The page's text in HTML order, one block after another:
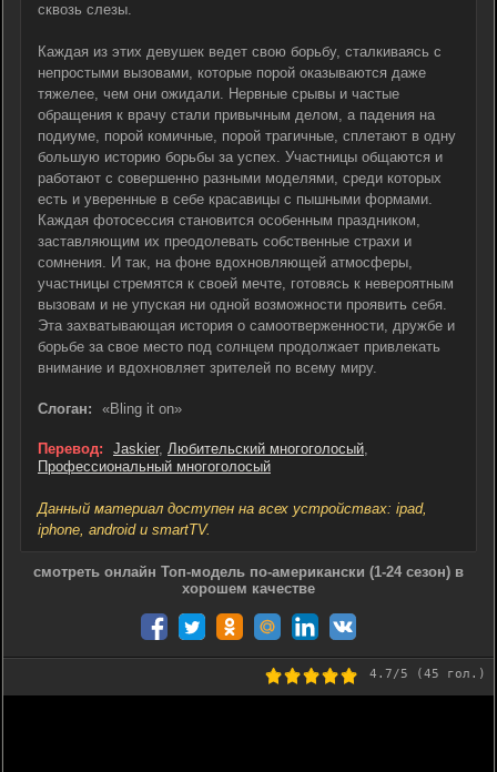
сквозь слезы.
Каждая из этих девушек ведет свою борьбу, сталкиваясь с
непростыми вызовами, которые порой оказываются даже
тяжелее, чем они ожидали. Нервные срывы и частые
обращения к врачу стали привычным делом, а падения на
подиуме, порой комичные, порой трагичные, сплетают в одну
большую историю борьбы за успех. Участницы общаются и
работают с совершенно разными моделями, среди которых
есть и уверенные в себе красавицы с пышными формами.
Каждая фотосессия становится особенным праздником,
заставляющим их преодолевать собственные страхи и
сомнения. И так, на фоне вдохновляющей атмосферы,
участницы стремятся к своей мечте, готовясь к невероятным
вызовам и не упуская ни одной возможности проявить себя.
Эта захватывающая история о самоотверженности, дружбе и
борьбе за свое место под солнцем продолжает привлекать
внимание и вдохновляет зрителей по всему миру.
Слоган: «Bling it on»
Перевод: Jaskier, Любительский многоголосый,
Профессиональный многоголосый
Данный материал доступен на всех устройствах: ipad,
iphone, android и smartTV.
смотреть онлайн Топ-модель по-американски (1-24 сезон) в
хорошем качестве
4.7/5 (45 гол.)